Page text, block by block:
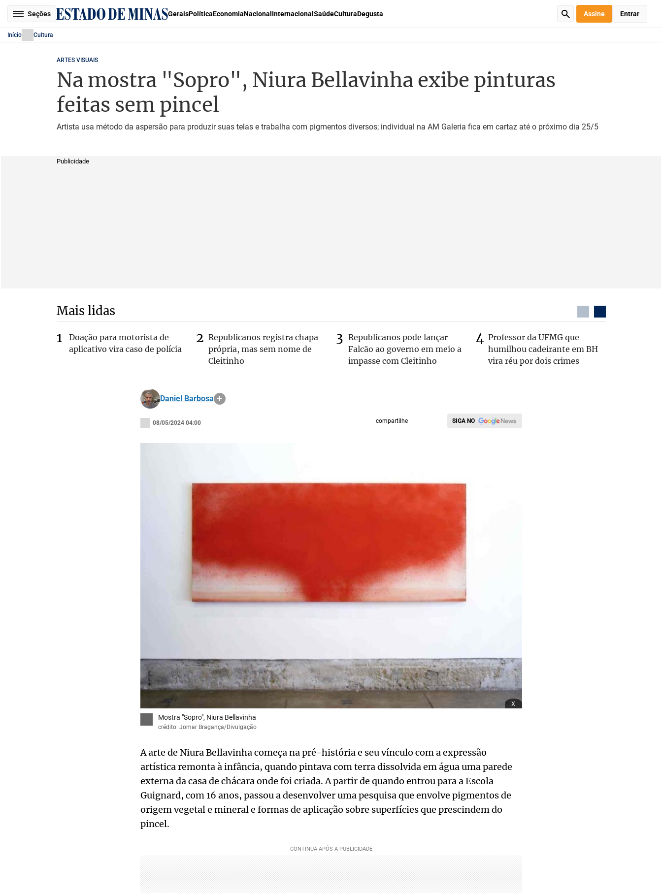
Seções GeraisPolíticaEconomiaNacional Internacional SaúdeCulturaDegusta Assine Entrar
Início Cultura
ARTES VISUAIS
Na mostra "Sopro", Niura Bellavinha exibe pinturas
feitas sem pincel
Artista usa método da aspersão para produzir suas telas e trabalha com pigmentos diversos; individual na AM Galeria fica em cartaz até o próximo dia 25/5
Publicidade
Mais lidas
Doação para motorista de
aplicativo vira caso de polícia
Republicanos registra chapa
própria, mas sem nome de
Cleitinho
Republicanos pode lançar
Falcão ao governo em meio a
impasse com Cleitinho
Professor da UFMG que
humilhou cadeirante em BH
vira réu por dois crimes
Daniel Barbosa
08/05/2024 04:00 compartilhe SIGA NO
x
Mostra "Sopro", Niura Bellavinha
crédito: Jomar Bragança/Divulgação
A arte de Niura Bellavinha começa na pré-história e seu vínculo com a expressão
artística remonta à infância, quando pintava com terra dissolvida em água uma parede
externa da casa de chácara onde foi criada. A partir de quando entrou para a Escola
Guignard, com 16 anos, passou a desenvolver uma pesquisa que envolve pigmentos de
origem vegetal e mineral e formas de aplicação sobre superfícies que prescindem do
pincel.